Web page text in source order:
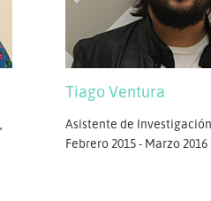
Tiago Ventura
Asistente de
Febrero 2015 - Marzo 2016